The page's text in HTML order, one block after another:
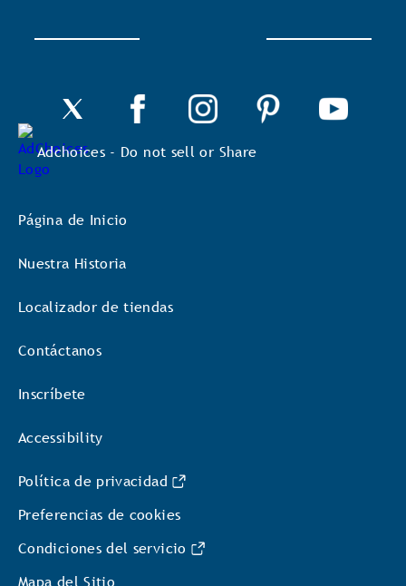
Adchoices - Do not sell or Share
Página de Inicio
Nuestra Historia
Localizador de tiendas
Contáctanos
Inscríbete
Accessibility
Política de privacidad
Preferencias de cookies
Condiciones del servicio
Mapa del Sitio